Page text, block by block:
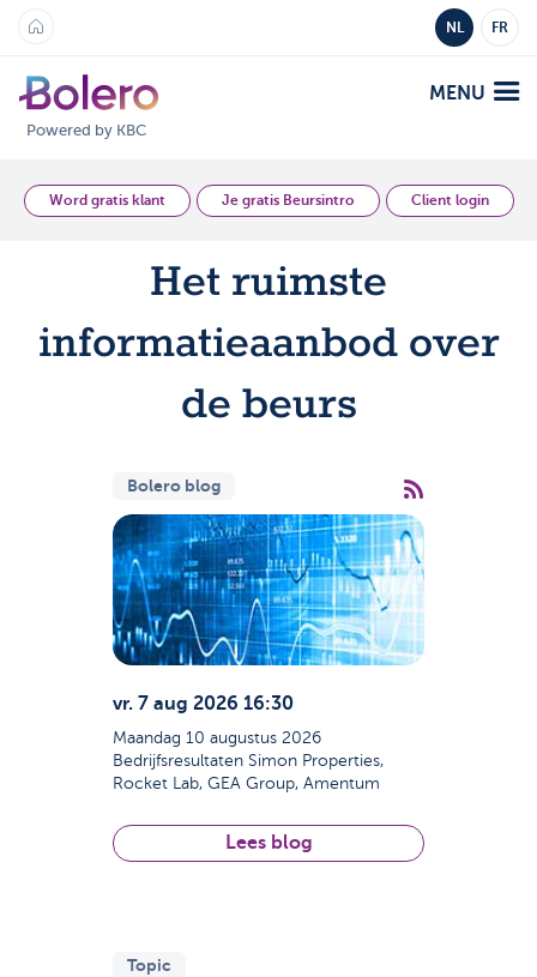
NL FR
Powered by KBC
MENU
Analyse en Inzicht
Bolero
Aanbod
Strategie & Analyse
Documentcenter
Veelgestelde vragen
Word gratis klant Je gratis Beursintro Client login
Het ruimste
informatieaanbod over
de beurs
Bolero blog
vr. 7 aug 2026 16:30
Maandag 10 augustus 2026
Bedrijfsresultaten Simon Properties,
Rocket Lab, GEA Group, Amentum
Lees blog
Topic